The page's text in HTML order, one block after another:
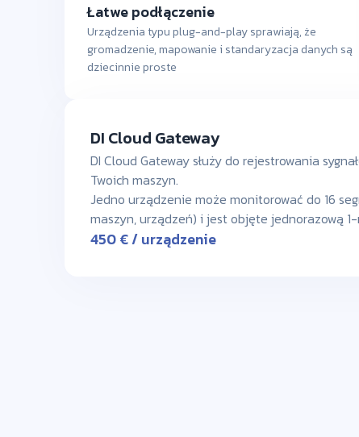
Łatwe podłączenie
Urządzenia typu plug-and-play sprawiają, że
gromadzenie, mapowanie i standaryzacja danych są
dziecinnie proste
DI Cloud Gateway
DI Cloud Gateway służy do rejestrowania
Twoich maszyn.
Jedno urządzenie może monitorować do 16
maszyn, urządzeń) i jest objęte jednorazową
450 € / urządzenie